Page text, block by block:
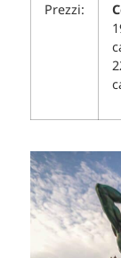
Prezzi: